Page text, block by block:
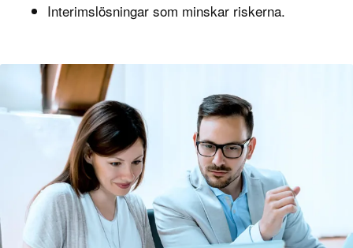
Interimslösningar som minskar riskerna.